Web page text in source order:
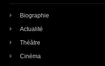
Biographie
Actualité
Théâtre
Cinéma